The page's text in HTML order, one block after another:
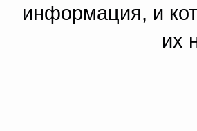
информация, и
их